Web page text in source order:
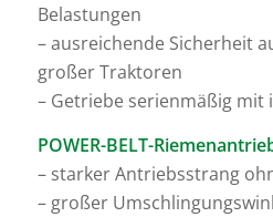
Belastungen
– ausreichende Sicherheit
großer Traktoren
– Getriebe serienmäßig
POWER-BELT-
– starker Antriebsstrang
– großer